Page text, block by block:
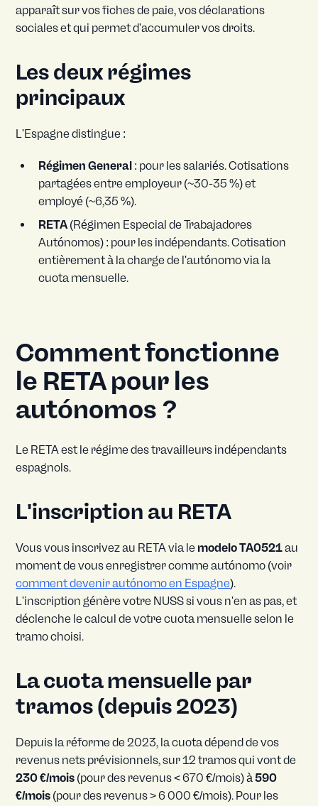
apparaît sur vos fiches de paie, vos déclarations
sociales et qui permet d'accumuler vos droits.
Les deux régimes
principaux
L'Espagne distingue :
Régimen General : pour les salariés. Cotisations
partagées entre employeur (~30-35 %) et
employé (~6,35 %).
RETA(Régimen Especial de Trabajadores
Autónomos) : pour les indépendants. Cotisation
entièrement à la charge de l'autónomo via la
cuota mensuelle.
Comment fonctionne
le RETA pour les
autónomos ?
Le RETA est le régime des travailleurs indépendants
espagnols.
L'inscription au RETA
Vous vous inscrivez au RETA via le modelo TA0521au
moment de vous enregistrer comme autónomo (voir
comment devenir autónomo en Espagne).
L'inscription génère votre NUSS si vous n'en as pas, et
déclenche le calcul de votre cuota mensuelle selon le
tramo choisi.
La cuota mensuelle par
tramos (depuis 2023)
Depuis la réforme de 2023, la cuota dépend de vos
revenus nets prévisionnels, sur 12 tramos qui vont de
230 €/mois (pour des revenus < 670 €/mois) à590
€/mois (pour des revenus > 6 000 €/mois). Pour les